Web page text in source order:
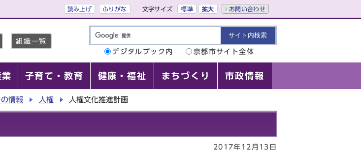
読み上げ ふりがな 文字サイズ 標準 拡大 お問い合わせ
組織一覧
デジタルブック内
京都市サイト全体
子育て・教育 健康・福祉 まちづくり 市政情報
情報 人権 人権文化推進計画
2017年12月13日